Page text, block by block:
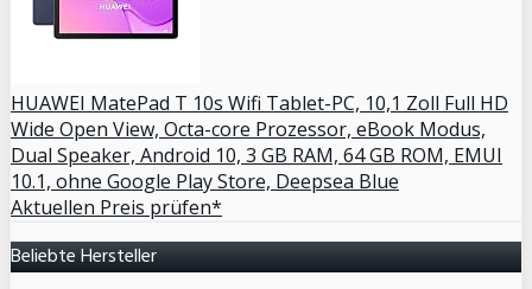
HUAWEI MatePad T 10s Wifi Tablet-PC, 10,1 Zoll Full HD
Wide Open View, Octa-core Prozessor, eBook Modus,
Dual Speaker, Android 10, 3 GB RAM, 64 GB ROM, EMUI
10.1, ohne Google Play Store, Deepsea Blue
Aktuellen Preis prüfen*
Beliebte Hersteller